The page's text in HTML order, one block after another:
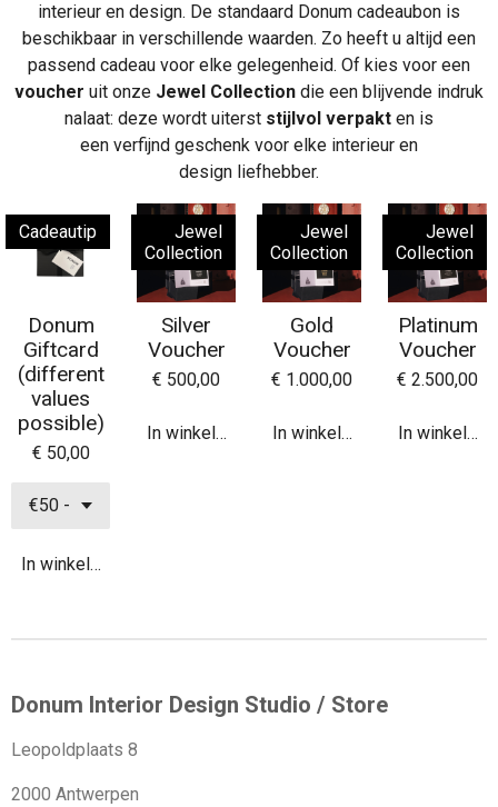
interieur en design. De standaard Donum cadeaubon is
beschikbaar in verschillende waarden. Zo heeft u altijd een
passend cadeau voor elke gelegenheid. Of kies voor een
voucher uit onze Jewel Collection die een blijvende indruk
nalaat: deze wordt uiterst stijlvol verpakt en is
een verfijnd geschenk voor elke interieur en
design liefhebber.
Cadeautip
Donum
Giftcard
(different
values
possible)
€ 50,00
In winkelwagen
Jewel
Collection
Silver
Voucher
€ 500,00
In winkelwagen
Jewel
Collection
Gold
Voucher
€ 1.000,00
In winkelwagen
Jewel
Collection
Platinum
Voucher
€ 2.500,00
In
Donum Interior Design Studio / Store
Leopoldplaats 8
2000 Antwerpen